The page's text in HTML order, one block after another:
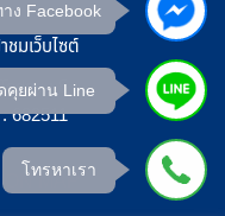
ชมเว็บไซต์
: 5
682511
MAP
ง Facebook
คุยผ่าน Line
โทรหาเรา